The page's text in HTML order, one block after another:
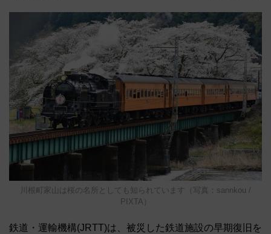
川根町家山は桜の名所としても知られています（写真：sannkou /
PIXTA）
鉄道・運輸機構(JRTT)は、被災した鉄道施設の早期復旧を